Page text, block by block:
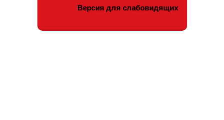
Версия для слабовидящих